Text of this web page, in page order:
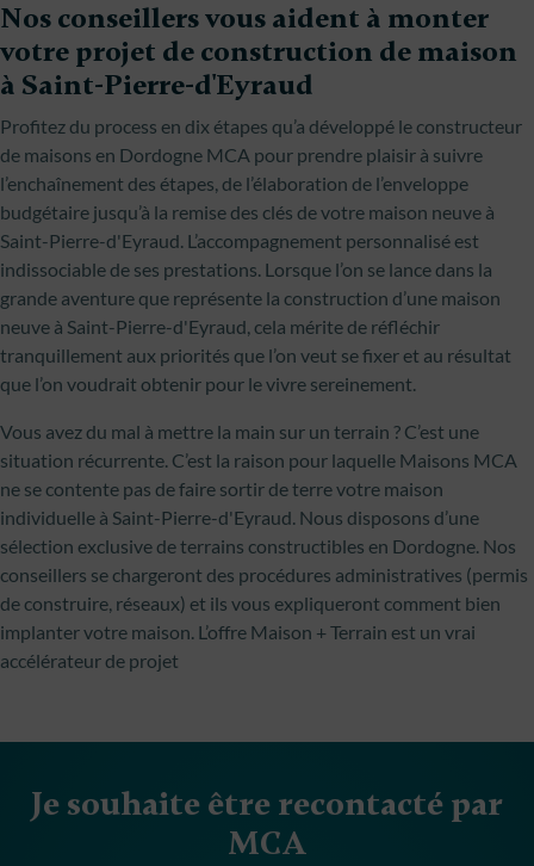
Nos conseillers vous aident à monter
votre projet de construction de maison
à Saint-Pierre-d'Eyraud
Profitez du process en dix étapes qu’a développé le constructeur
de maisons en Dordogne MCA pour prendre plaisir à suivre
l’enchaînement des étapes, de l’élaboration de l’enveloppe
budgétaire jusqu’à la remise des clés de votre maison neuve à
Saint-Pierre-d'Eyraud. L’accompagnement personnalisé est
indissociable de ses prestations. Lorsque l’on se lance dans la
grande aventure que représente la construction d’une maison
neuve à Saint-Pierre-d'Eyraud, cela mérite de réfléchir
tranquillement aux priorités que l’on veut se fixer et au résultat
que l’on voudrait obtenir pour le vivre sereinement.
Vous avez du mal à mettre la main sur un terrain ? C’est une
situation récurrente. C’est la raison pour laquelle Maisons MCA
ne se contente pas de faire sortir de terre votre maison
individuelle à Saint-Pierre-d'Eyraud. Nous disposons d’une
sélection exclusive de terrains constructibles en Dordogne. Nos
conseillers se chargeront des procédures administratives (permis
de construire, réseaux) et ils vous expliqueront comment bien
implanter votre maison. L’offre Maison + Terrain est un vrai
accélérateur de projet
Je souhaite être recontacté par
MCA